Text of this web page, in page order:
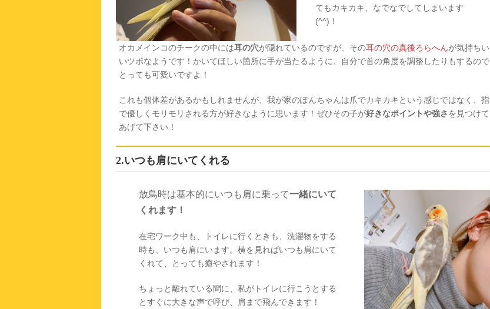
てもカキカキ、なでなでしてしまいます
(^^)！
オカメインコのチークの中には耳の穴が隠れているのですが、その耳の穴の真後ろらへんが気持ちい
いツボなようです！かいてほしい箇所に手が当たるように、自分で首の角度を調整したりもするので
とっても可愛いですよ！
これも個体差があるかもしれませんが、我が家のぽんちゃんは爪でカキカキという感じではなく、指
で優しくモリモリされる方が好きなように思います！ぜひその子が好きなポイントや強さを見つけて
あげて下さい！
2.いつも肩にいてくれる
放鳥時は基本的にいつも肩に乗って一緒にいて
くれます！
在宅ワーク中も、トイレに行くときも、洗濯物をする
時も、いつも肩にいます。横を見ればいつも肩にいて
くれて、とっても癒やされます！
ちょっと離れている間に、私がトイレに行こうとする
とすぐに大きな声で呼び、肩まで飛んできます！